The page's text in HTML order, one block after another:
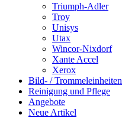
Triumph-Adler
Troy
Unisys
Utax
Wincor-Nixdorf
Xante Accel
Xerox
Bild- / Trommeleinheiten
Reinigung und Pflege
Angebote
Neue Artikel